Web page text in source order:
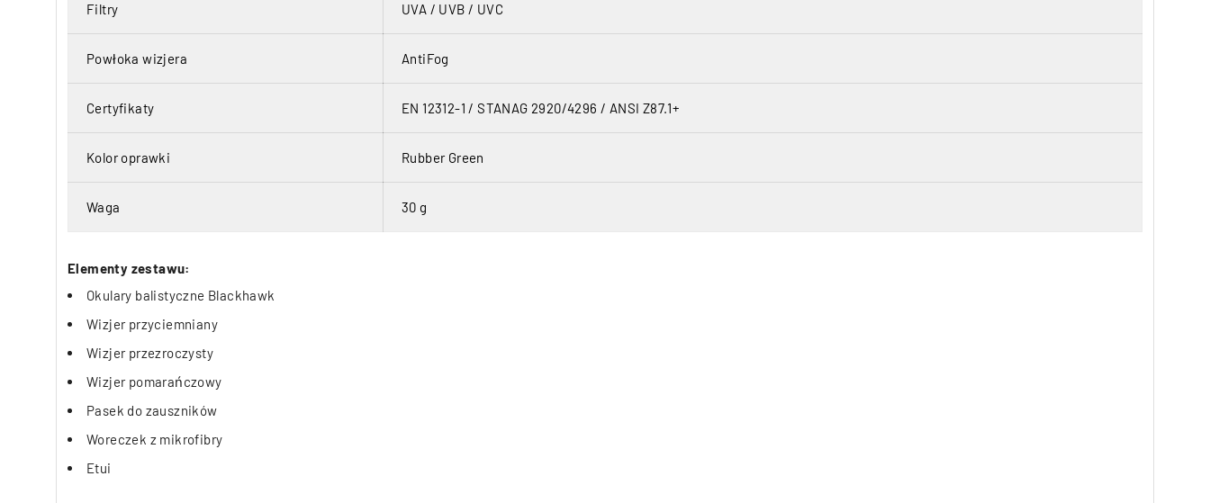
Filtry UVA / UVB / UVC
Powłoka wizjera AntiFog
Certyfikaty EN 12312-1 / STANAG 2920/4296 / ANSI Z87.1+
Kolor oprawki Rubber Green
Waga 30 g
Elementy zestawu:
Okulary balistyczne Blackhawk
Wizjer przyciemniany
Wizjer przezroczysty
Wizjer pomarańczowy
Pasek do zauszników
Woreczek z mikrofibry
Etui